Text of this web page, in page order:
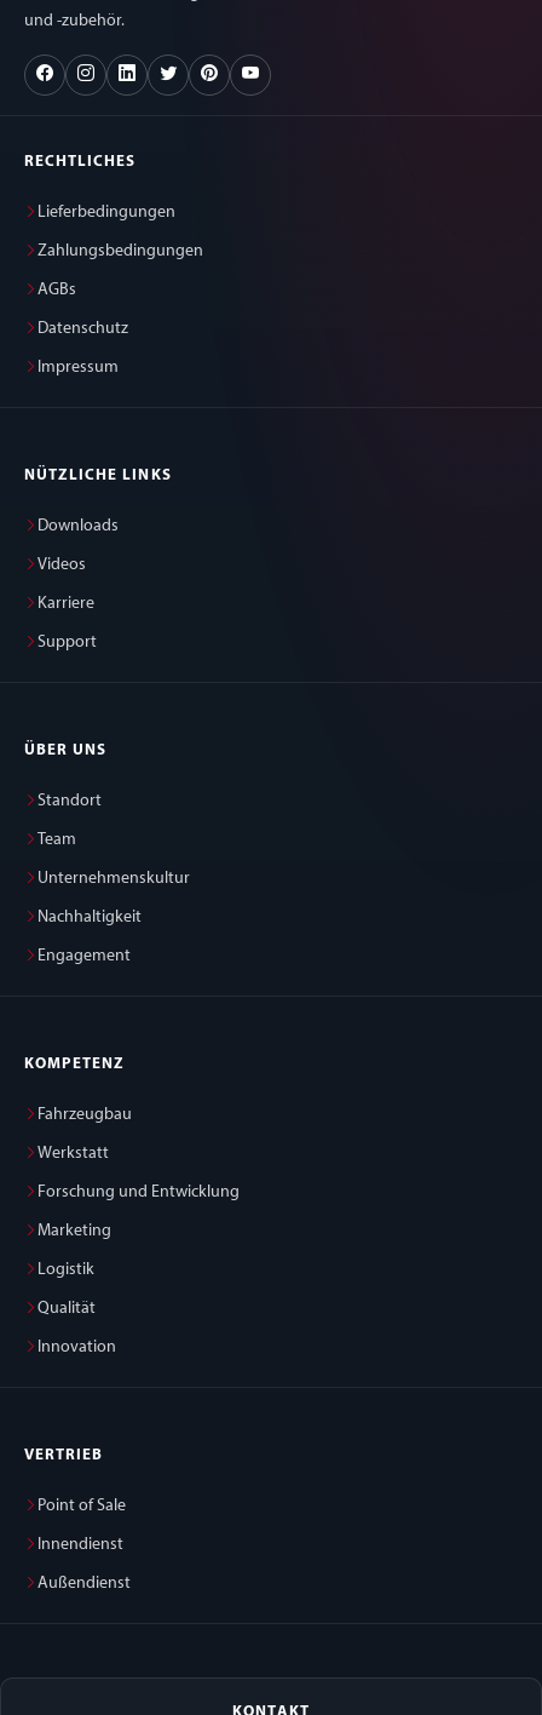
und -zubehör.
RECHTLICHES
Lieferbedingungen
Zahlungsbedingungen
AGBs
Datenschutz
Impressum
NÜTZLICHE LINKS
Downloads
Videos
Karriere
Support
ÜBER UNS
Standort
Team
Unternehmenskultur
Nachhaltigkeit
Engagement
KOMPETENZ
Fahrzeugbau
Werkstatt
Forschung und Entwicklung
Marketing
Logistik
Qualität
Innovation
VERTRIEB
Point of Sale
Innendienst
Außendienst